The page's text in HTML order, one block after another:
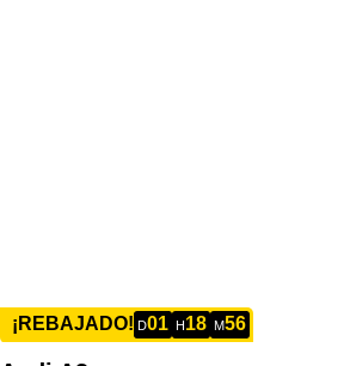
¡REBAJADO! D01 H18 M56